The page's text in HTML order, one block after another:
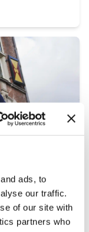
ads, to
our traffic.
of our site with
partners who